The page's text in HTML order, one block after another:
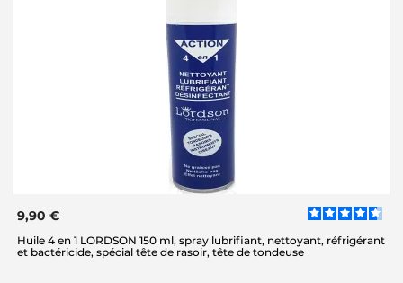
9,90 €
Huile 4 en 1 LORDSON 150 ml, spray lubrifiant, nettoyant, réfrigérant
et bactéricide, spécial tête de rasoir, tête de tondeuse